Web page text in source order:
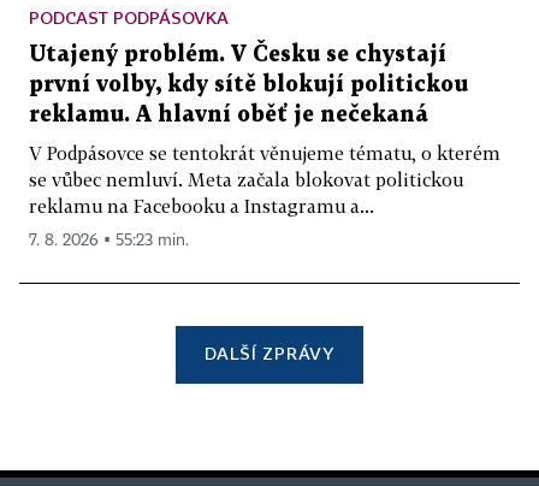
PODCAST PODPÁSOVKA
Utajený problém. V Česku se chystají
první volby, kdy sítě blokují politickou
reklamu. A hlavní oběť je nečekaná
V Podpásovce se tentokrát věnujeme tématu, o kterém
se vůbec nemluví. Meta začala blokovat politickou
reklamu na Facebooku a Instagramu a...
7. 8. 2026 ▪ 55:23 min.
DALŠÍ ZPRÁVY